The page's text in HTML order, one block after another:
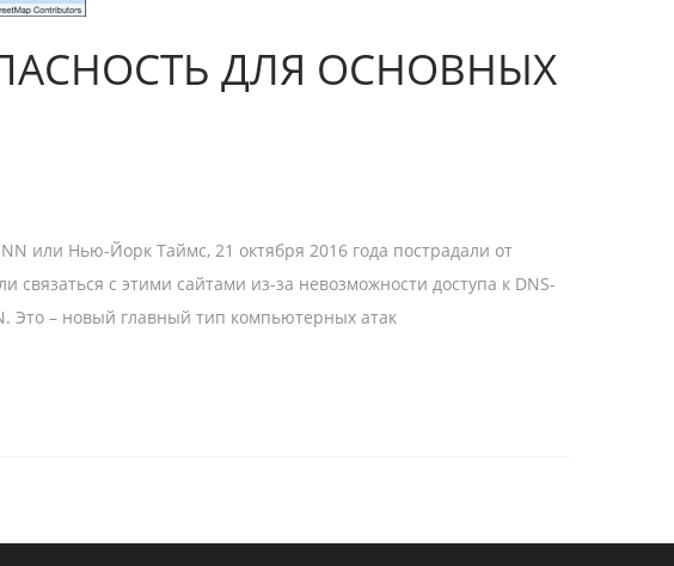
ДЛЯ ОСНОВНЫХ
или Нью-Йорк Таймс, 21 октября 2016 года пострадали от
с этими сайтами из-за невозможности доступа к DNS-
Это – новый главный тип компьютерных атак